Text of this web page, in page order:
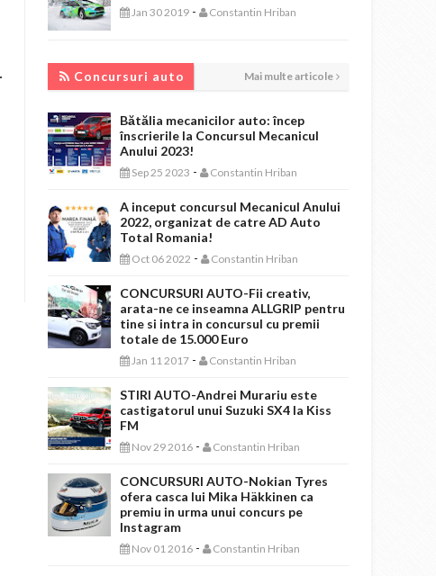
Jan 30 2019 - Constantin Hriban
Concursuri auto Mai multe articole
Bătălia mecanicilor auto: încep
înscrierile la Concursul Mecanicul
Anului 2023!
Sep 25 2023 - Constantin Hriban
A inceput concursul Mecanicul Anului
2022, organizat de catre AD Auto
Total Romania!
Oct 06 2022 - Constantin Hriban
CONCURSURI AUTO-Fii creativ,
arata-ne ce inseamna ALLGRIP pentru
tine si intra in concursul cu premii
totale de 15.000 Euro
Jan 11 2017 - Constantin Hriban
STIRI AUTO-Andrei Murariu este
castigatorul unui Suzuki SX4 la Kiss
FM
Nov 29 2016 - Constantin Hriban
CONCURSURI AUTO-Nokian Tyres
ofera casca lui Mika Häkkinen ca
premiu in urma unui concurs pe
Instagram
Nov 01 2016 - Constantin Hriban